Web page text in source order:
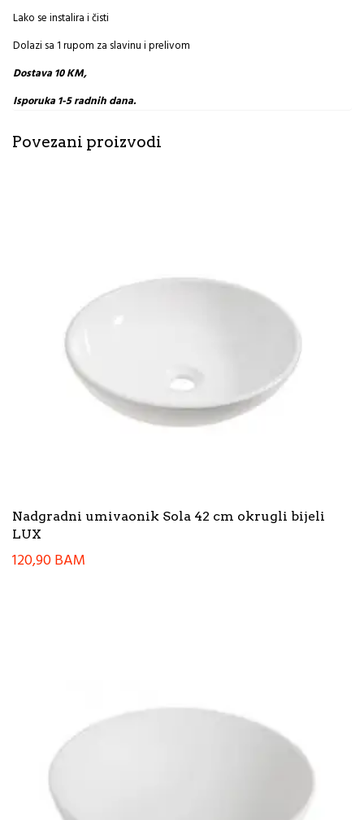
Lako se instalira i čisti
Dolazi sa 1 rupom za slavinu i prelivom
Dostava 10 KM,
Isporuka 1-5 radnih dana.
Povezani proizvodi
Nadgradni umivaonik Sola 42 cm okrugli bijeli
LUX
120,90BAM